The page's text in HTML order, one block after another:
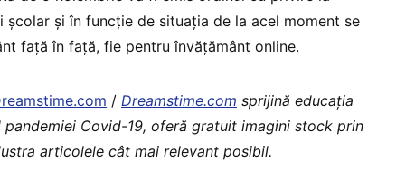
şcolar şi în funcţie de situaţia de la acel moment se
faţă în faţă, fie pentru învăţământ online.
/ Dreamstime.com sprijină educaţia
pandemiei Covid-19, oferă gratuit imagini stock prin
articolele cât mai relevant posibil.